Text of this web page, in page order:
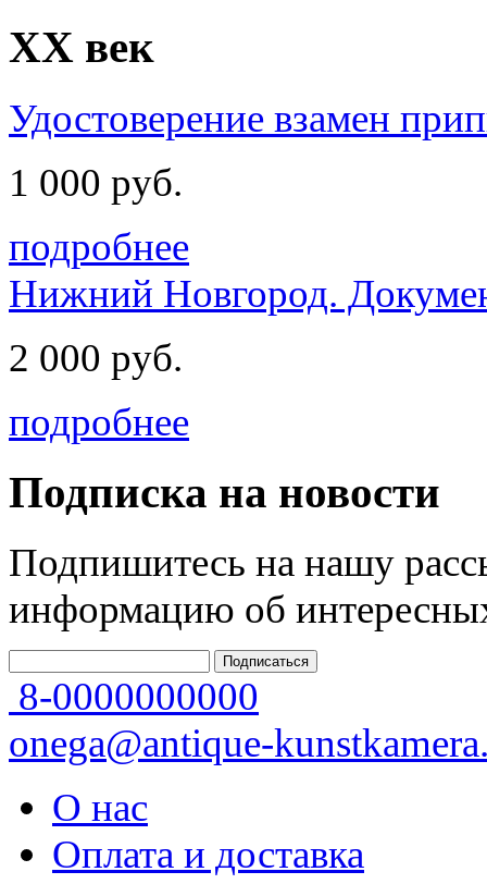
ХХ век
Удостоверение взамен
1 000 руб.
подробнее
Нижний Новгород.
2 000 руб.
подробнее
Подписка на новости
Подпишитесь на нашу
информацию об
8-0000000000
onega@antique-
О нас
Оплата и доставка